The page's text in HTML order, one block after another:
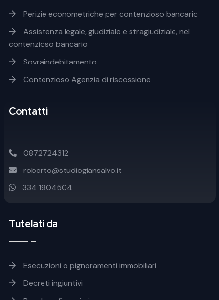
Footer servizi
Perizie econometriche per contenzioso bancario
Assistenza legale, giudiziale e stragiudiziale, nel
contenzioso bancario
Sovraindebitamento
Contenzioso Agenzia di riscossione
Contatti
0872724312
roberto@studiogiansalvo.it
334 1904504
Tutelati da
Footer soluzioni
Esecuzioni o pignoramenti immobiliari
Decreti ingiuntivi